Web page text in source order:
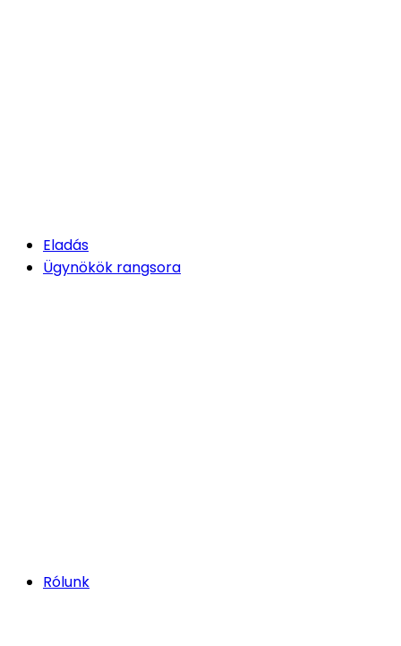
Eladás
Ügynökök rangsora
Rólunk